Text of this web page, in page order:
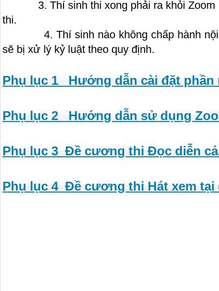
3. Thí sinh thi xong phải ra khỏi Zoom
thi.
4. Thí sinh nào không chấp hành nội
sẽ bị xử lý kỷ luật theo quy định.
Phụ lục 1_ Hướng dẫn cài đặt phần
Phụ lục 2_ Hướng dẫn sử dụng
Phụ lục 3_Đề cương thi Đọc diễn
Phụ lục 4_Đề cương thi Hát xem tại